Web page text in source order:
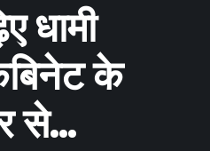
धामी
के
से…